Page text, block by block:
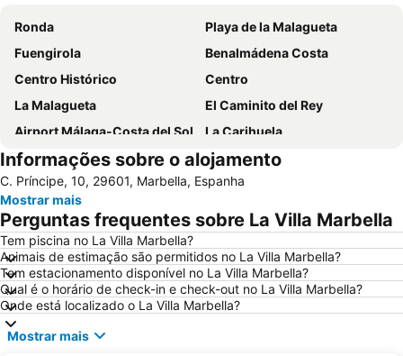
Ronda
Playa de la Malagueta
Fuengirola
Benalmádena Costa
Centro Histórico
Centro
La Malagueta
El Caminito del Rey
Airport Málaga-Costa del Sol
La Carihuela
Puerto Banús
Playamar
Playa Guadalmina
Palacio de Ferias y Congresos de Málaga
Playa del Cable
Castillo de la Duquesa
La Nogalera
Centro Comercial Málaga Plaza
Puerto de Málaga
La Cala Resort
De la Misericordia
Torrequebrada
Catedral da Encarnação
Palacio de Exposiciones y Congresos de la Costa del Sol
Campanillas
Informações sobre o alojamento
C. Príncipe, 10, 29601, Marbella, Espanha
Mostrar mais
Perguntas frequentes sobre La Villa Marbella
Tem piscina no La Villa Marbella?
Animais de estimação são permitidos no La Villa Marbella?
Tem estacionamento disponível no La Villa Marbella?
Qual é o horário de check-in e check-out no La Villa Marbella?
Onde está localizado o La Villa Marbella?
Mostrar mais